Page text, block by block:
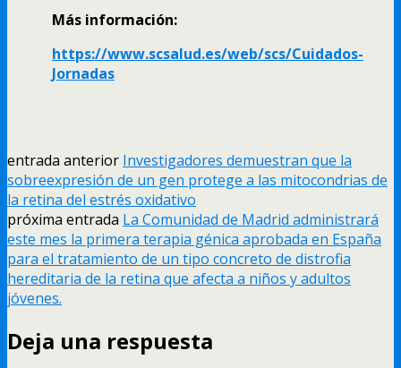
Más información:
https://www.scsalud.es/web/scs/Cuidados-
Jornadas
entrada anterior Investigadores demuestran que la
sobreexpresión de un gen protege a las mitocondrias de
la retina del estrés oxidativo
próxima entrada La Comunidad de Madrid administrará
este mes la primera terapia génica aprobada en España
para el tratamiento de un tipo concreto de distrofia
hereditaria de la retina que afecta a niños y adultos
jóvenes.
Deja una respuesta